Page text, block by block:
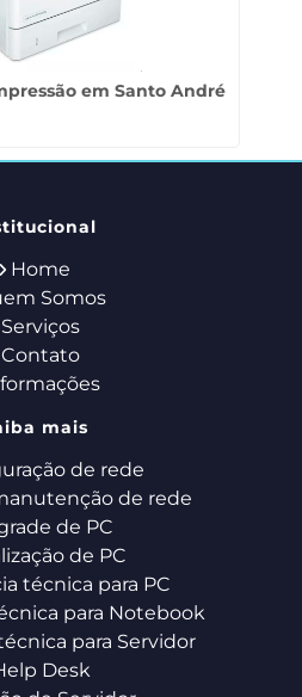
em Santo André
Home
Somos
Serviços
Contato
mais
de rede
de rede
de PC
de PC
técnica para PC
para Notebook
para Servidor
Desk